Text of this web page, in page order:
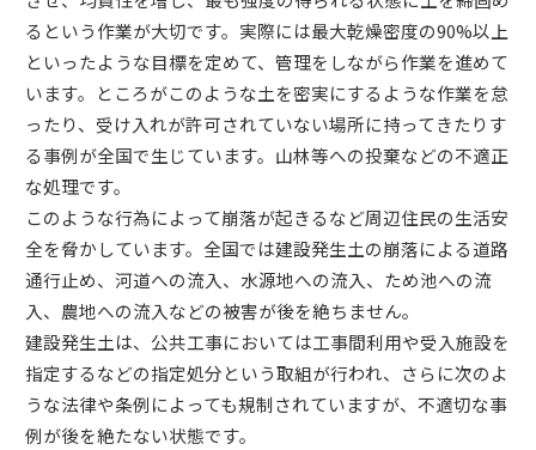
るという作業が大切です。実際には最大乾燥密度の90%以上
といったような目標を定めて、管理をしながら作業を進めて
います。ところがこのような土を密実にするような作業を怠
ったり、受け入れが許可されていない場所に持ってきたりす
る事例が全国で生じています。山林等への投棄などの不適正
な処理です。
このような行為によって崩落が起きるなど周辺住民の生活安
全を脅かしています。全国では建設発生土の崩落による道路
通行止め、河道への流入、水源地への流入、ため池への流
入、農地への流入などの被害が後を絶ちません。
建設発生土は、公共工事においては工事間利用や受入施設を
指定するなどの指定処分という取組が行われ、さらに次のよ
うな法律や条例によっても規制されていますが、不適切な事
例が後を絶たない状態です。